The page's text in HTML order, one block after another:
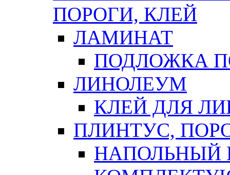
ПОРОГИ, КЛЕЙ
ЛАМИНАТ
ПОДЛОЖКА
ЛИНОЛЕУМ
КЛЕЙ ДЛЯ
ПЛИНТУС,
НАПОЛЬНЫЙ